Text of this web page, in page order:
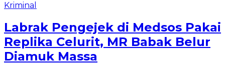
Kriminal
Labrak Pengejek di Medsos Pakai
Replika Celurit, MR Babak Belur
Diamuk Massa